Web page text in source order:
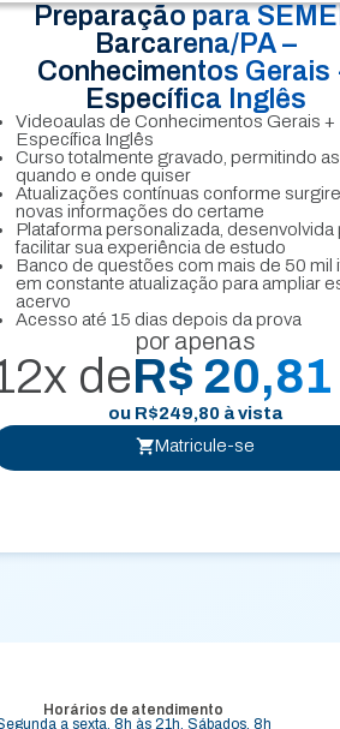
Preparação para
Barcarena/PA –
Conhecimentos Gerais
Específica Inglês
Videoaulas de Conhecimentos Gerais +
Específica Inglês
Curso totalmente gravado, permitindo
quando e onde quiser
Atualizações contínuas conforme
novas informações do certame
Plataforma personalizada, desenvolvida
facilitar sua experiência de estudo
Banco de questões com mais de 50 mil
em constante atualização para ampliar
acervo
Acesso até 15 dias depois da prova
por apenas
deR$ 20,81
ou R$249,80 à vista
Matricule-se
Horários de atendimento
a sexta, 8h às 21h. Sábados, 8h